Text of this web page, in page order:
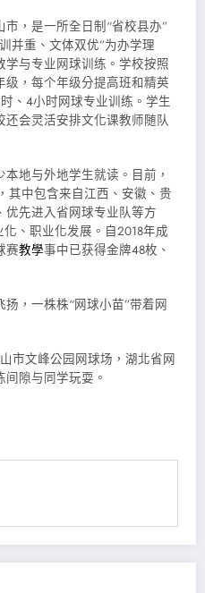
，是一所全日制“省校县办”
并重、文体双优”为办学理
与专业网球训练。学校按照
，每个年级分提高班和精英
、4小时网球专业训练。学生
还会灵活安排文化课教师随队
地与外地学生就读。目前，
其中包含来自江西、安徽、贵
先进入省网球专业队等方
、职业化发展。自2018年成
赛教學事中已获得金牌48枚、
，一株株“网球小苗”带着网
市文峰公园网球场，湖北省网
隙与同学玩耍。